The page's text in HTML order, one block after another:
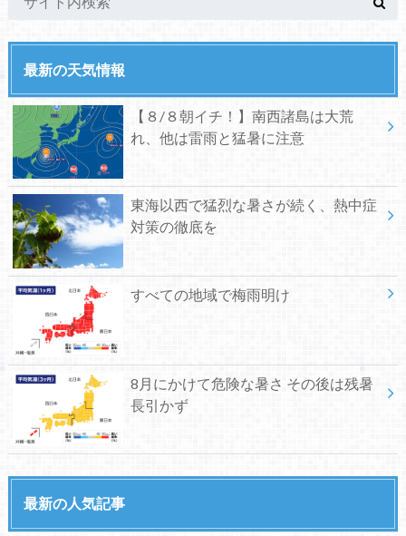
最新の天気情報
【８/８朝イチ！】南西諸島は大荒
れ、他は雷雨と猛暑に注意
東海以西で猛烈な暑さが続く、熱中症
対策の徹底を
すべての地域で梅雨明け
8月にかけて危険な暑さ その後は残暑
長引かず
最新の人気記事